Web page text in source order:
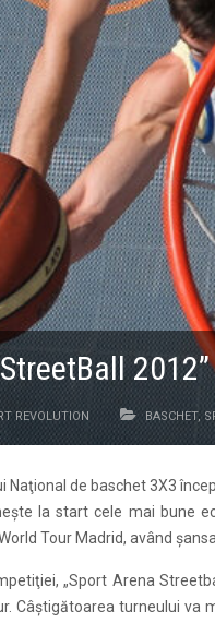
REVOLUTION BASCHET,
Naţional de baschet 3X3
la start cele mai bune
Tour Madrid, având
„Sport Arena
Câştigătoarea turneului